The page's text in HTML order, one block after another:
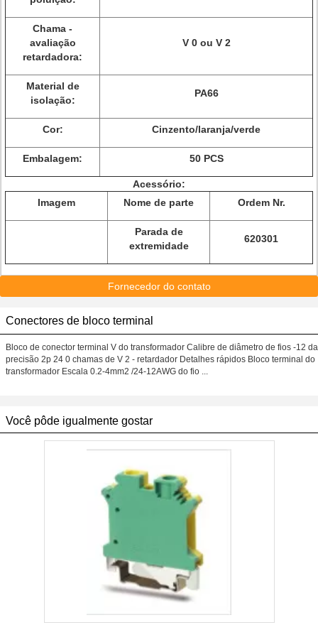
Chama -
avaliação
retardadora:
V 0 ou V 2
Material de
isolação:
PA66
Cor: Cinzento/laranja/verde
Embalagem: 50 PCS
Acessório:
Imagem
Nome de parte Ordem Nr.
Parada de
extremidade
620301
Fornecedor do contato
Conectores de bloco terminal
Bloco de conector terminal V do transformador Calibre de diâmetro de fios -12 da
precisão 2p 24 0 chamas de V 2 - retardador Detalhes rápidos Bloco terminal do
transformador Escala 0.2-4mm2 /24-12AWG do fio ...
Você pôde igualmente gostar